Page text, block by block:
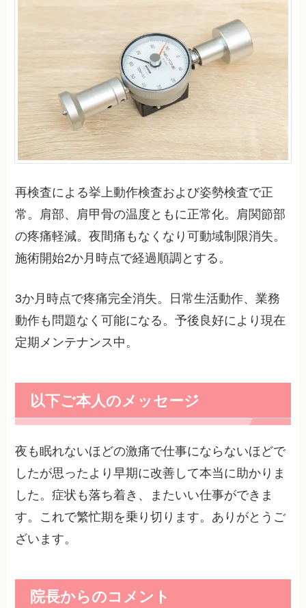
再検査による挙上動作検査および姿勢検査で正
常。肩部、肩甲骨の温度ともに正常化。肩関節部
の疼痛軽減。夜間痛もなくなり可動域制限消失。
施術開始2か月時点で経過順調とする。
3か月時点で疼痛完全消失。日常生活動作、業務
動作も問題なく可能になる。予後良好により現在
定期メンテナンス中。
以下ご本人のメッセージ
夜も眠れないほどの激痛で仕事にならないほどで
したが思ったより早期に改善して本当に助かりま
した。症状も落ち着き、またいい仕事ができま
す。これで繁忙期を乗り切ります。ありがとうご
ざいます。
院長からのコメント